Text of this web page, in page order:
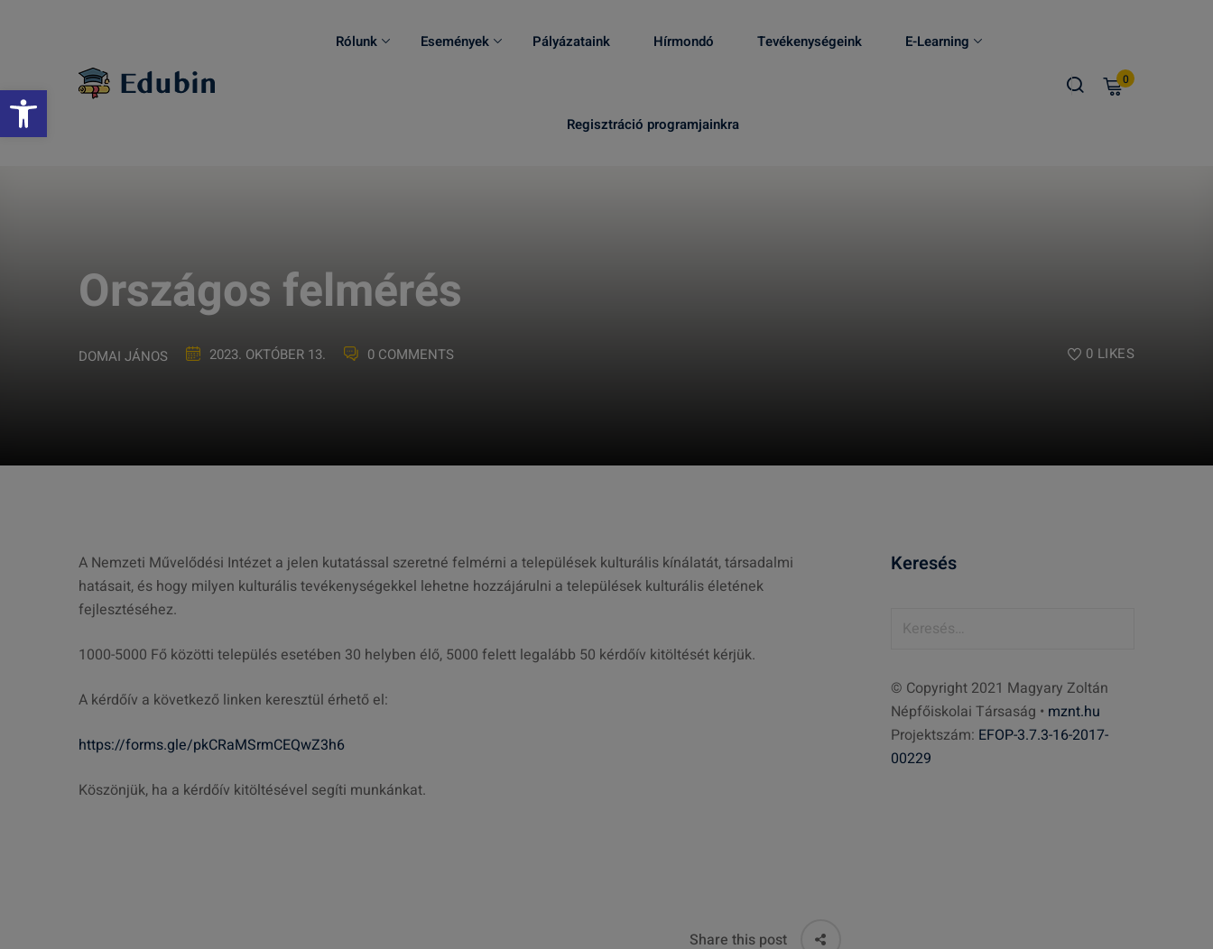
Eszköztár megnyitása
Rólunk Események Pályázataink Hírmondó Tevékenységeink E-Learning
Regisztráció programjainkra
0
Országos felmérés
DOMAI JÁNOS 2023. OKTÓBER 13. 0 COMMENTS 0 LIKES
A Nemzeti Művelődési Intézet a jelen kutatással szeretné felmérni a települések kulturális kínálatát, társadalmi
hatásait, és hogy milyen kulturális tevékenységekkel lehetne hozzájárulni a települések kulturális életének
fejlesztéséhez.
1000-5000 Fő közötti település esetében 30 helyben élő, 5000 felett legalább 50 kérdőív kitöltését kérjük.
A kérdőív a következő linken keresztül érhető el:
https://forms.gle/pkCRaMSrmCEQwZ3h6
Köszönjük, ha a kérdőív kitöltésével segíti munkánkat.
Share this post
Keresés
e
s
é
s
© Copyright 2021 Magyary Zoltán
Népfőiskolai Társaság • mznt.hu
Projektszám: EFOP-3.7.3-16-2017-
00229